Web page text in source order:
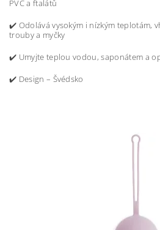
PVC a ftalátů
✔️ Odolává vysokým i nízkým teplotám,
trouby a myčky
✔️ Umyjte teplou vodou, saponátem a
✔️ Design – Švédsko